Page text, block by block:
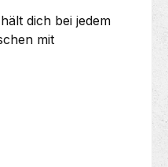
dich bei jedem
mit